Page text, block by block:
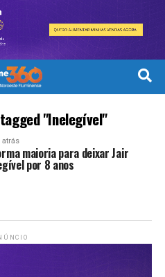
"Inelegível"
atrás
maioria para deixar Jair
por 8 anos